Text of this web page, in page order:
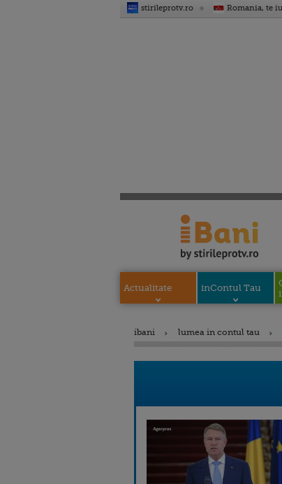
stirileprotv.ro Romania, te
Actualitate inContul Tau
ibani lumea in contul tau